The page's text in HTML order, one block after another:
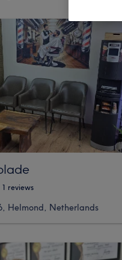
1 reviews
Helmond, Netherlands